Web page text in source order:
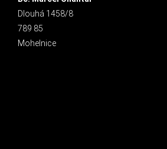
Dlouhá 1458/8
789 85
Mohelnice